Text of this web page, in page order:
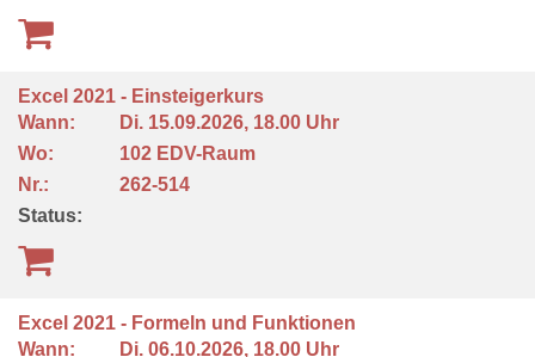
Excel 2021 - Einsteigerkurs
Wann:
Di. 15.09.2026, 18.00 Uhr
Wo:
102 EDV-Raum
Nr.:
262-514
Status:
Excel 2021 - Formeln und Funktionen
Wann:
Di. 06.10.2026, 18.00 Uhr